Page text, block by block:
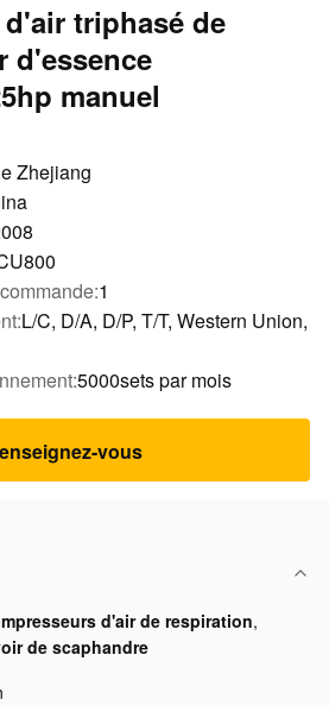
triphasé de
d'essence
manuel
Zhejiang
1
L/C, D/A, D/P, T/T, Western Union,
5000sets par mois
vous
d'air de respiration,
de scaphandre